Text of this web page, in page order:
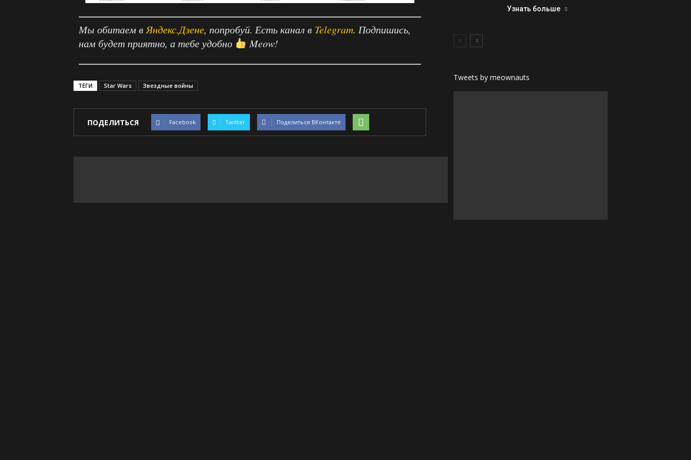
Мы обитаем вЯндекс.Дзене, попробуй. Есть канал в Telegram. Подпишись,
нам будет приятно, а тебе удобно
Meow!
ТЕГИ Star Wars Звездные войны
ПОДЕЛИТЬСЯ Facebook Twitter Поделиться ВКонтакте
Узнать больше
Tweets by meownauts